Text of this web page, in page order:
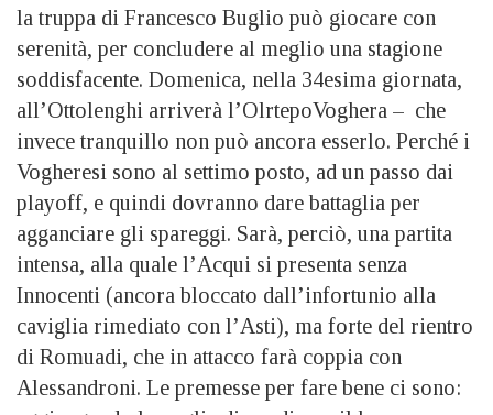
la truppa di Francesco Buglio può giocare con
serenità, per concludere al meglio una stagione
soddisfacente. Domenica, nella 34esima giornata,
all’Ottolenghi arriverà l’OlrtepoVoghera – che
invece tranquillo non può ancora esserlo. Perché i
Vogheresi sono al settimo posto, ad un passo dai
playoff, e quindi dovranno dare battaglia per
agganciare gli spareggi. Sarà, perciò, una partita
intensa, alla quale l’Acqui si presenta senza
Innocenti (ancora bloccato dall’infortunio alla
caviglia rimediato con l’Asti), ma forte del rientro
di Romuadi, che in attacco farà coppia con
Alessandroni. Le premesse per fare bene ci sono: